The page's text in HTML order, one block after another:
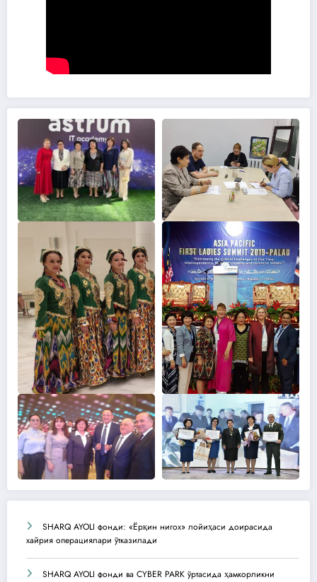
SHARQ AYOLI фонди: «Ёрқин нигох» лойиҳаси доирасида
хайрия операциялари ўтказилади
SHARQ AYOLI фонди ва CYBER PARK ўртасида ҳамкорликни